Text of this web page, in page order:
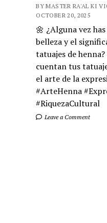
BY MASTER RA'AL KI
OCTOBER 20, 2025
🌼 ¿Alguna vez
belleza y el
tatuajes de
cuentan tus
el arte de la
#ArteHenna
#RiquezaCultural
Leave a Comment